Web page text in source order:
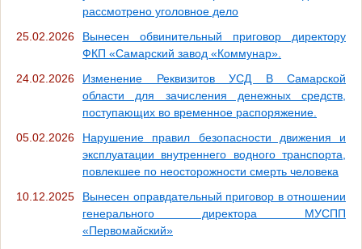
рассмотрено уголовное дело
25.02.2026
Вынесен обвинительный приговор директору
ФКП «Самарский завод «Коммунар».
24.02.2026
Изменение Реквизитов УСД В Самарской
области для зачисления денежных средств,
поступающих во временное распоряжение.
05.02.2026
Нарушение правил безопасности движения и
эксплуатации внутреннего водного транспорта,
повлекшее по неосторожности смерть человека
10.12.2025
Вынесен оправдательный приговор в отношении
генерального директора МУСПП
«Первомайский»